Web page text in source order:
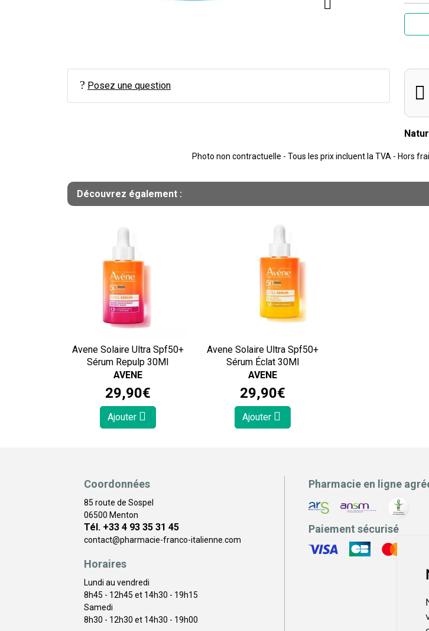
Posez une question
Photo non contractuelle - Tous les prix incluent la TVA - Hors
Découvrez également :
Avene Solaire Ultra Spf50+
Sérum Repulp 30Ml
AVENE
29,90€
Ajouter
Avene Solaire Ultra Spf50+
Sérum Éclat 30Ml
AVENE
29,90€
Ajouter
Coordonnées
85 route de Sospel
06500 Menton
Tél. +33 4 93 35 31 45
contact@pharmacie-franco-italienne.com
Horaires
Lundi au vendredi
8h45 - 12h45 et 14h30 - 19h15
Samedi
8h30 - 12h30 et 14h30 - 19h00
Pharmacie en ligne
Paiement sécurisé